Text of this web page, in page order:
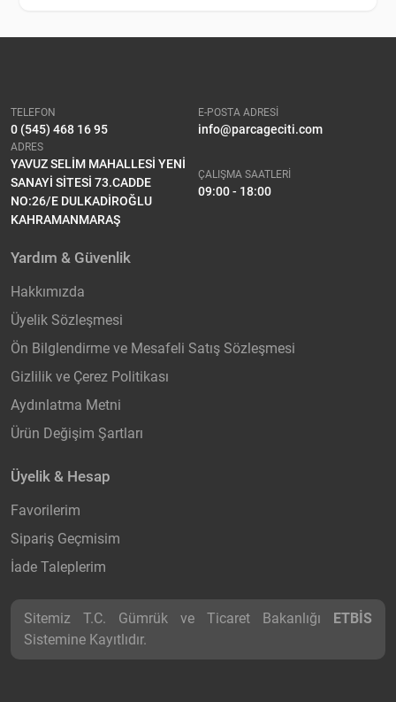
TELEFON
0 (545) 468 16 95
E-POSTA ADRESİ
info@parcageciti.com
ADRES
YAVUZ SELİM MAHALLESİ YENİ
SANAYİ SİTESİ 73.CADDE
NO:26/E DULKADİROĞLU
KAHRAMANMARAŞ
ÇALIŞMA SAATLERİ
09:00 - 18:00
Yardım & Güvenlik
Hakkımızda
Üyelik Sözleşmesi
Ön Bilglendirme ve Mesafeli Satış Sözleşmesi
Gizlilik ve Çerez Politikası
Aydınlatma Metni
Ürün Değişim Şartları
Üyelik & Hesap
Favorilerim
Sipariş Geçmisim
İade Taleplerim
Sitemiz T.C. Gümrük ve Ticaret Bakanlığı ETBİS
Sistemine Kayıtlıdır.